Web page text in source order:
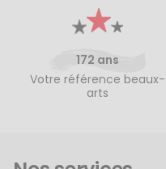
172 ans
Votre référence beaux-
arts